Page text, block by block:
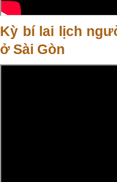
Kỳ bí lai lịch
ở Sài Gòn